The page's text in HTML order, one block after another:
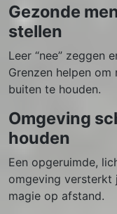
Gezonde
stellen
Leer “nee” zeggen
Grenzen helpen
buiten te houden.
Omgeving
houden
Een opgeruimde,
omgeving versterkt
magie op afstand.